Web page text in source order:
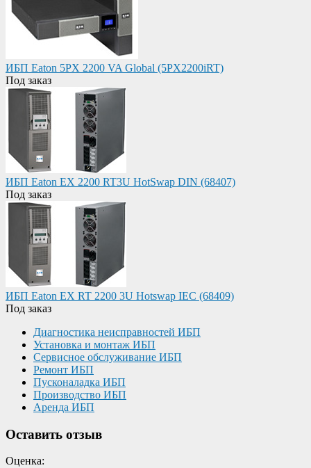
ИБП Eaton 5PX 2200 VA Global (5PX2200iRT)
Под заказ
ИБП Eaton EX 2200 RT3U HotSwap DIN (68407)
Под заказ
ИБП Eaton EX RT 2200 3U Hotswap IEC (68409)
Под заказ
Диагностика неисправностей ИБП
Установка и монтаж ИБП
Сервисное обслуживание ИБП
Ремонт ИБП
Пусконаладка ИБП
Производство ИБП
Аренда ИБП
Оставить отзыв
Оценка: